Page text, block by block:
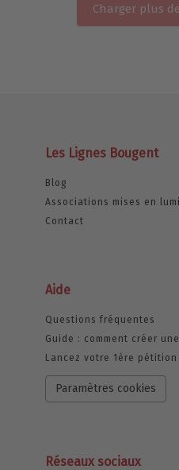
Charger plus
Les Lignes Bougent
Blog
Associations mises en
Contact
Aide
Questions fréquentes
Guide : comment créer
Lancez votre 1ère pétition
Paramètres cookies
Réseaux sociaux